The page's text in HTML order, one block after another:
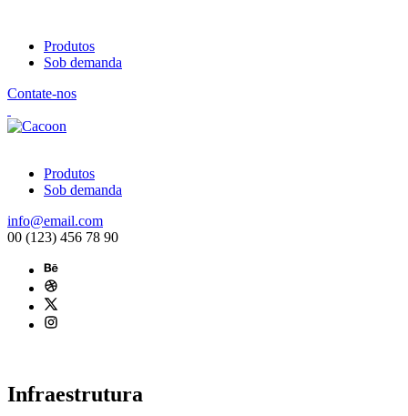
Produtos
Sob demanda
Contate-nos
Produtos
Sob demanda
info@email.com
00 (123) 456 78 90
Infraestrutura